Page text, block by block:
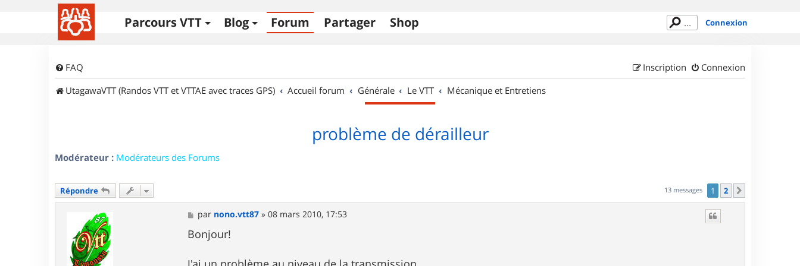
Parcours VTT Blog Forum Partager Shop Connexion
FAQ Connexion
Inscription
UtagawaVTT (Randos VTT et VTTAE avec traces GPS)
Accueil forum Générale Le VTT Mécanique et Entretiens
problème de dérailleur
Modérateur : Modérateurs des Forums
Répondre 13 messages 1 2
M
e
s
s
g
par nono.vtt87 »08 mars 2010, 17:53
Bonjour!